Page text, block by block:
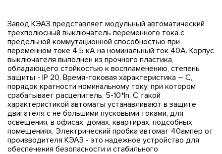
Завод КЭАЗ представляет модульный автоматический
трехполюсный выключатель переменного тока с
предельной коммутационной способностью при
переменном токе 4.5 кА на номинальный ток 40А. Корпус
выключателя выполнен из прочного пластика,
обладающего стойкостью к воспламенению, степень
защиты - IP 20. Время-токовая характеристика – С,
порядок кратности номинальному току, при котором
срабатывает расцепитель, 5-10*In. С такой
характеристикой автоматы устанавливают в защите
двигателя с не большими пусковыми токами, для
освещения, в офисах, домах, квартирах, подсобных
помещениях. Электрический пробка автомат 40ампер от
производителя КЭАЗ - это надежное устройство для
обеспечения безопасности и стабильного